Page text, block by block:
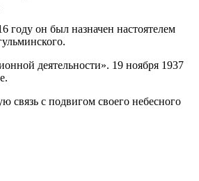
он был назначен настоятелем
деятельности». 19 ноября 1937
с подвигом своего небесного